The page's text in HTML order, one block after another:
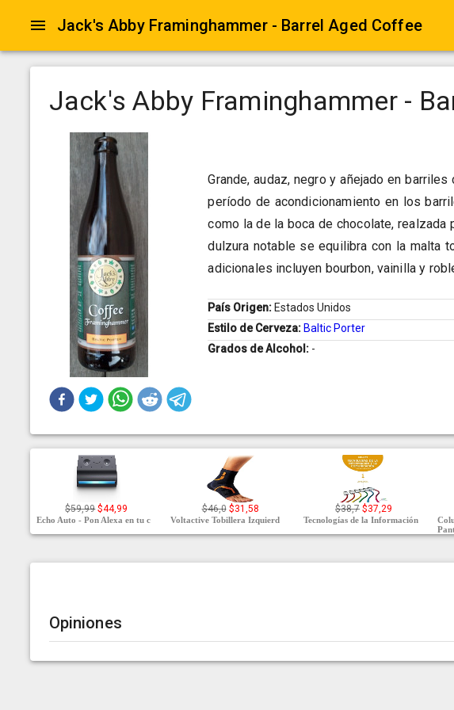
Jack's Abby Framinghammer - Barrel Aged Coffee
Jack's Abby Framinghammer -
Grande, audaz, negro y añejado en
período de acondicionamiento en los
como la de la boca de chocolate, realzada
dulzura notable se equilibra con la malta
adicionales incluyen bourbon, vainilla y
País Origen: Estados Unidos
Estilo de Cerveza: Baltic Porter
Grados de Alcohol: -
$59,99 $44,99
Echo Auto - Pon Alexa en tu c
$46,0 $31,58
Voltactive Tobillera Izquierd
$38,7 $37,29
Tecnologías de la Información
Opiniones